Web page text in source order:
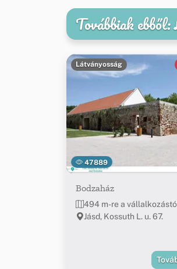
Továbbiak
47889
Látványosság
Bodzaház
494 m-re a
Jásd, Kossuth L. u. 67.